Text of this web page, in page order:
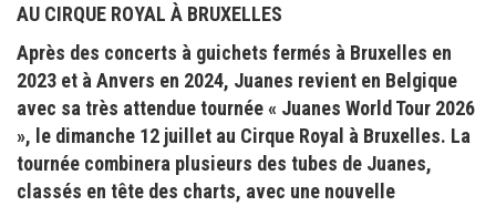
AU CIRQUE ROYAL À BRUXELLES
Après des concerts à guichets fermés à Bruxelles en
2023 et à Anvers en 2024, Juanes revient en Belgique
avec sa très attendue tournée « Juanes World Tour 2026
», le dimanche 12 juillet au Cirque Royal à Bruxelles. La
tournée combinera plusieurs des tubes de Juanes,
classés en tête des charts, avec une nouvelle